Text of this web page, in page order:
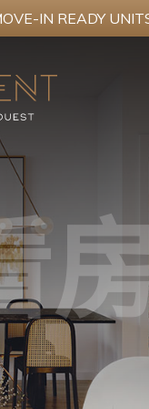
IN READY